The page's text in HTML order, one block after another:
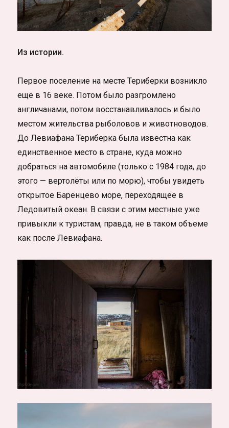
Из истории.
Первое поселение на месте Териберки возникло
ещё в 16 веке. Потом было разгромлено
англичанами, потом восстанавливалось и было
местом жительства рыболовов и животноводов.
До Левиафана Териберка была известна как
единственное место в стране, куда можно
добраться на автомобиле (только с 1984 года, до
этого — вертолёты или по морю), чтобы увидеть
открытое Баренцево море, переходящее в
Ледовитый океан. В связи с этим местные уже
привыкли к туристам, правда, не в таком объеме
как после Левиафана.